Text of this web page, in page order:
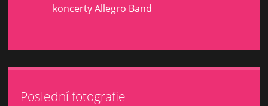
koncerty Allegro Band
Poslední fotografie